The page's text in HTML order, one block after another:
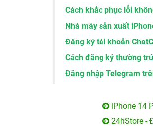
Cách khắc phục lỗi
Nhà máy sản xuất
Đăng ký tài khoản
Cách đăng ký thường
Đăng nhập Telegram
iPhone 14
24hStore -